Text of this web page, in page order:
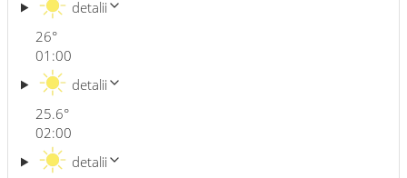
26°
detalii
01:00
25.6°
detalii
02:00
detalii